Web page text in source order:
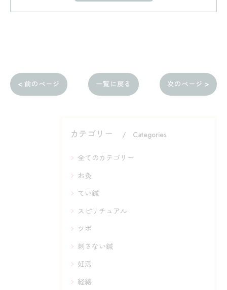
< 前のページ 一覧に戻る 次のページ >
カテゴリー Categories
全てのカテゴリー
お灸
てい鍼
スピリチュアル
ツボ
刺さない鍼
妊活
経絡